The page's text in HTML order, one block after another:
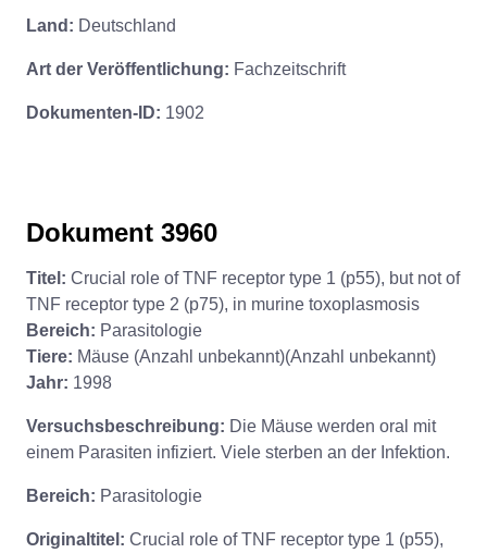
Land: Deutschland
Art der Veröffentlichung: Fachzeitschrift
Dokumenten-ID: 1902
Dokument 3960
Titel: Crucial role of TNF receptor type 1 (p55), but not of
TNF receptor type 2 (p75), in murine toxoplasmosis
Bereich: Parasitologie
Tiere: Mäuse (Anzahl unbekannt)(Anzahl unbekannt)
Jahr: 1998
Versuchsbeschreibung: Die Mäuse werden oral mit
einem Parasiten infiziert. Viele sterben an der Infektion.
Bereich: Parasitologie
Originaltitel: Crucial role of TNF receptor type 1 (p55),